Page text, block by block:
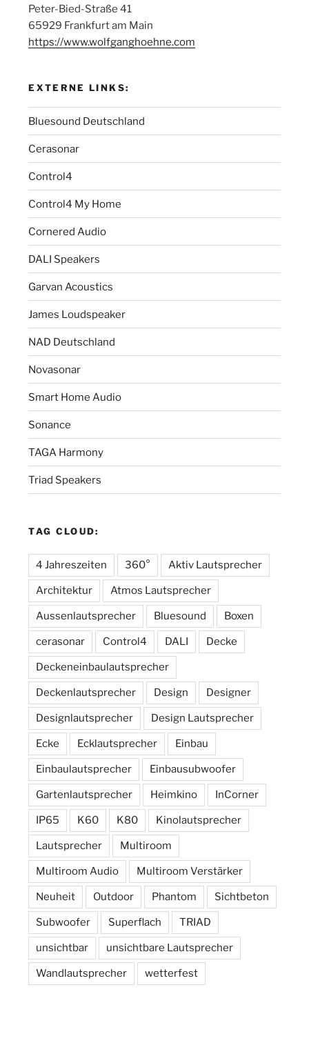
Peter-Bied-Straße 41
65929 Frankfurt am Main
https://www.wolfganghoehne.com
EXTERNE LINKS:
Bluesound Deutschland
Cerasonar
Control4
Control4 My Home
Cornered Audio
DALI Speakers
Garvan Acoustics
James Loudspeaker
NAD Deutschland
Novasonar
Smart Home Audio
Sonance
TAGA Harmony
Triad Speakers
TAG CLOUD:
4 Jahreszeiten 360° Aktiv Lautsprecher
Architektur Atmos Lautsprecher
Aussenlautsprecher Bluesound Boxen
cerasonar Control4 DALI Decke
Deckeneinbaulautsprecher
Deckenlautsprecher Design Designer
Designlautsprecher Design Lautsprecher
Ecke Ecklautsprecher Einbau
Einbaulautsprecher Einbausubwoofer
Gartenlautsprecher Heimkino InCorner
IP65 K60 K80 Kinolautsprecher
Lautsprecher Multiroom
Multiroom Audio Multiroom Verstärker
Neuheit Outdoor Phantom Sichtbeton
Subwoofer Superflach TRIAD
unsichtbar unsichtbare Lautsprecher
Wandlautsprecher wetterfest